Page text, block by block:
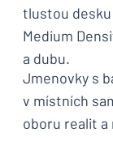
tlustou desku
Medium
a dubu.
Jmenovky s
v místních
oboru realit a